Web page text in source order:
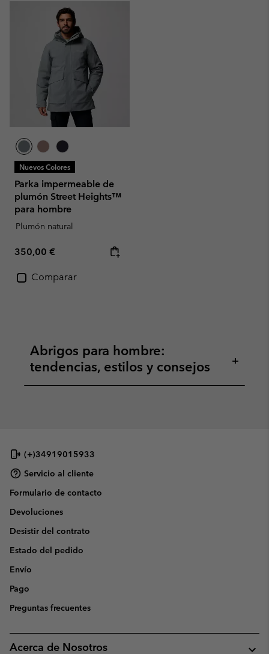
Nuevos Colores
Parka impermeable de
plumón Street Heights™
para hombre
Plumón natural
Regular price:
350,00 €
Comparar
Abrigos para hombre:
tendencias, estilos y consejos
+
(+)34919015933
Servicio al cliente
Formulario de contacto
Devoluciones
Desistir del contrato
Estado del pedido
Envío
Pago
Preguntas frecuentes
Acerca de Nosotros